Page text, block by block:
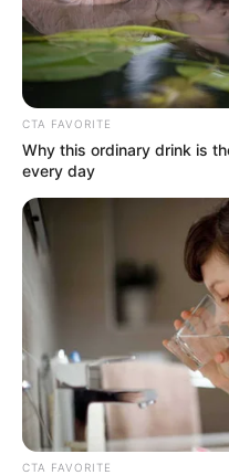
CTA FAVORITE
Why this ordinary drink is
every day
CTA FAVORITE